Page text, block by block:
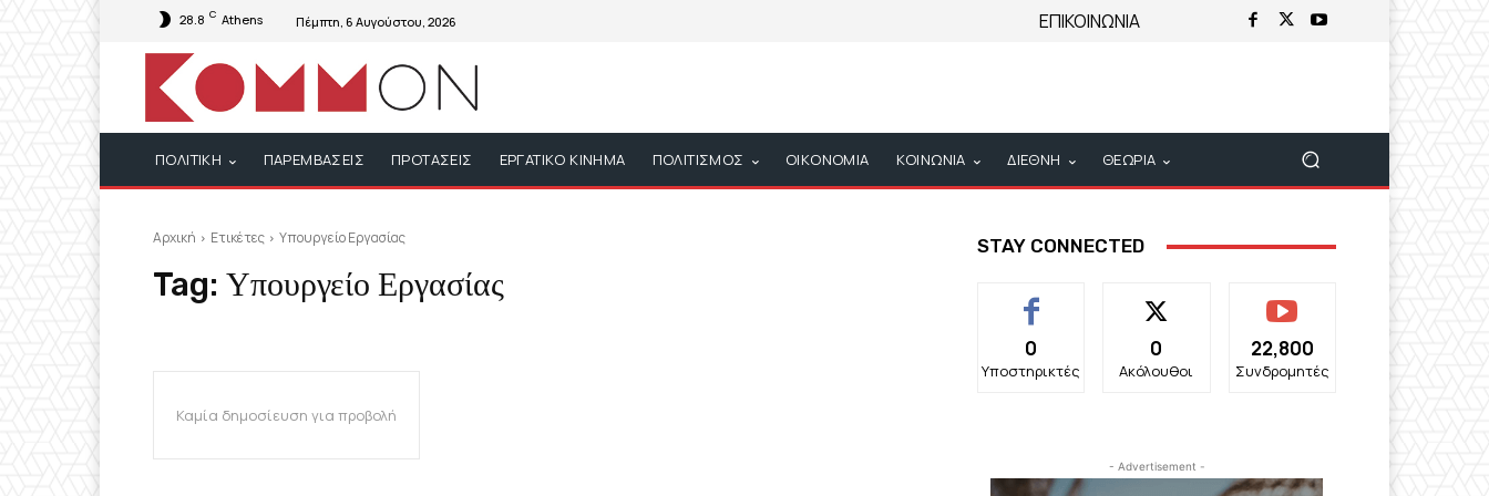
28.8 C Athens Πέμπτη, 6 Αυγούστου, 2026 ΕΠΙΚΟΙΝΩΝΙΑ
ΠΟΛΙΤΙΚΗ ΠΑΡΕΜΒΑΣΕΙΣ ΠΡΟΤΑΣΕΙΣ ΕΡΓΑΤΙΚΟ ΚΙΝΗΜΑ ΠΟΛΙΤΙΣΜΟΣ ΟΙΚΟΝΟΜΙΑ ΚΟΙΝΩΝΙΑ ΔΙΕΘΝΗ ΘΕΩΡΙΑ
Αρχική Ετικέτες Υπουργείο Εργασίας
Tag: Υπουργείο Εργασίας
Καμία δημοσίευση για προβολή
STAY CONNECTED
0
Υποστηρικτές
0
Ακόλουθοι
22,800
Συνδρομητές
- Advertisement -